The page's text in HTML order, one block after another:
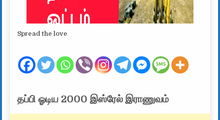
Spread the love
தப்பி ஓடிய 2000 இஸ்ரேல் இராணுவம்